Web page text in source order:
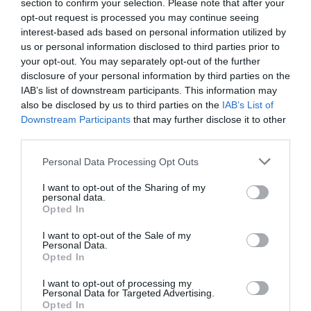
section to confirm your selection. Please note that after your
opt-out request is processed you may continue seeing
interest-based ads based on personal information utilized by
us or personal information disclosed to third parties prior to
your opt-out. You may separately opt-out of the further
disclosure of your personal information by third parties on the
IAB’s list of downstream participants. This information may
also be disclosed by us to third parties on the IAB’s List of
Downstream Participants that may further disclose it to other
Personal Data Processing Opt Outs
I want to opt-out of the Sharing of my
personal data.
Opted In
I want to opt-out of the Sale of my
Personal Data.
Opted In
I want to opt-out of processing my
Personal Data for Targeted Advertising.
Opted In
Σκηνοθεσία: James Bobin
«Ώρα για λίγη τρέλα». Η ιστορία συνεχίζεται από το
σημείο που την είχαμε αφήσει στο τέλος της ταινίας Η
Αλίκη στη Χώρα των Θαυμάτων. Η Αλίκη μεταφέρεται-
αυτή τη φορά μέσα από έναν καθρέφτη- σε μια άλλη
διάσταση, συναντά καινούργιους, αλλά και γνώριμους
χαρακτήρες, κάνει νέους φίλους, αλλά και εχθρούς, που
της στήνουν πολλές και επικίνδυνες παγίδες. Σκοπός
τους είναι να την εγκλωβίσουν σε ένα άλλο
Η ταινία θα προβληθεί μεταγλωττισμένη στα ελληνικά.
Κεντρική φωτογραφία θέματος Photo Crredit: Pelagia
Karanikola
Ταυτότητα Εκδήλωσης